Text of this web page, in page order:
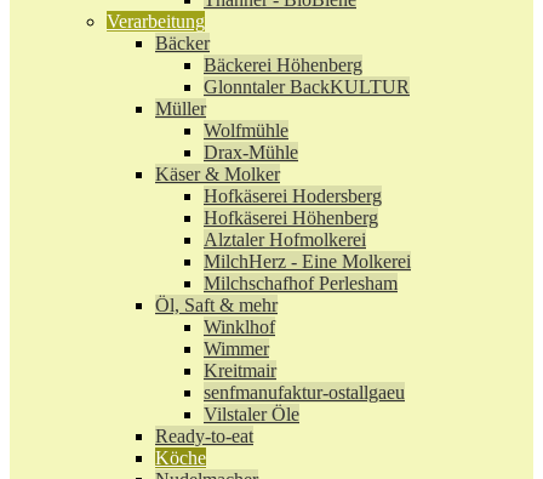
Verarbeitung
Bäcker
Bäckerei Höhenberg
Glonntaler BackKULTUR
Müller
Wolfmühle
Drax-Mühle
Käser & Molker
Hofkäserei Hodersberg
Hofkäserei Höhenberg
Alztaler Hofmolkerei
MilchHerz - Eine Molkerei
Milchschafhof Perlesham
Öl, Saft & mehr
Winklhof
Wimmer
Kreitmair
senfmanufaktur-ostallgaeu
Vilstaler Öle
Ready-to-eat
Köche